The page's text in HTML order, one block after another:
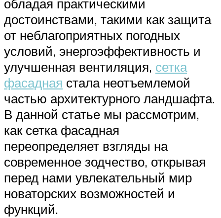
обладая практическими
достоинствами, такими как защита
от неблагоприятных погодных
условий, энергоэффективность и
улучшенная вентиляция, сетка
фасадная стала неотъемлемой
частью архитектурного ландшафта.
В данной статье мы рассмотрим,
как сетка фасадная
переопределяет взгляды на
современное зодчество, открывая
перед нами увлекательный мир
новаторских возможностей и
функций.